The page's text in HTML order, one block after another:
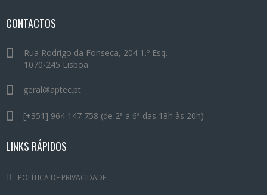
CONTACTOS
Rua Rodrigo da Fonseca, 204 1.º Esq.
1070-245 Lisboa
geral@aptec.pt
[+351] 964 147 758 (de 2ª a 6ª das 18h às 20h)
LINKS RÁPIDOS
POLÍTICA DE PRIVACIDADE